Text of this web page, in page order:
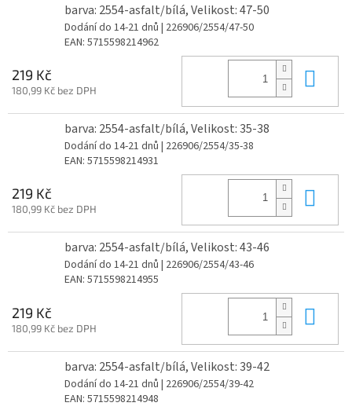
barva: 2554-asfalt/bílá, Velikost: 47-50
Dodání do 14-21 dnů | 226906/2554/47-50
EAN: 5715598214962
219 Kč
180,99 Kč bez DPH
barva: 2554-asfalt/bílá, Velikost: 35-38
Dodání do 14-21 dnů | 226906/2554/35-38
EAN: 5715598214931
219 Kč
180,99 Kč bez DPH
barva: 2554-asfalt/bílá, Velikost: 43-46
Dodání do 14-21 dnů | 226906/2554/43-46
EAN: 5715598214955
219 Kč
180,99 Kč bez DPH
barva: 2554-asfalt/bílá, Velikost: 39-42
Dodání do 14-21 dnů | 226906/2554/39-42
EAN: 5715598214948